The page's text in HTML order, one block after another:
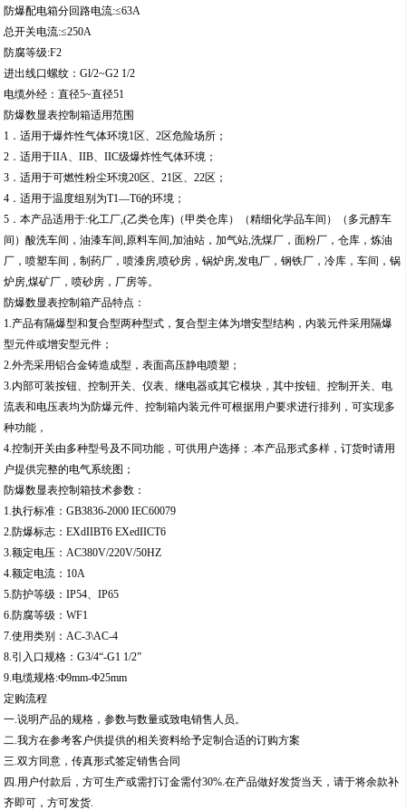
防爆配电箱分回路电流:≤63A
总开关电流:≤250A
防腐等级:F2
进出线口螺纹：Gl/2~G2 1/2
电缆外经：直径5~直径51
防爆数显表控制箱适用范围
1．适用于爆炸性气体环境1区、2区危险场所；
2．适用于IIA、IIB、IIC级爆炸性气体环境；
3．适用于可燃性粉尘环境20区、21区、22区；
4．适用于温度组别为T1—T6的环境；
5．本产品适用于:化工厂,(乙类仓库)（甲类仓库）（精细化学品车间）（多元醇车
间）酸洗车间，油漆车间,原料车间,加油站，加气站,洗煤厂，面粉厂，仓库，炼油
厂，喷塑车间，制药厂，喷漆房,喷砂房，锅炉房,发电厂，钢铁厂，冷库，车间，锅
炉房,煤矿厂，喷砂房，厂房等。
防爆数显表控制箱产品特点：
1.产品有隔爆型和复合型两种型式，复合型主体为增安型结构，内装元件采用隔爆
型元件或增安型元件；
2.外壳采用铝合金铸造成型，表面高压静电喷塑；
3.内部可装按钮、控制开关、仪表、继电器或其它模块，其中按钮、控制开关、电
流表和电压表均为防爆元件、控制箱内装元件可根据用户要求进行排列，可实现多
种功能，
4.控制开关由多种型号及不同功能，可供用户选择；.本产品形式多样，订货时请用
户提供完整的电气系统图；
防爆数显表控制箱技术参数：
1.执行标准：GB3836-2000 IEC60079
2.防爆标志：EXdIIBT6 EXedIICT6
3.额定电压：AC380V/220V/50HZ
4.额定电流：10A
5.防护等级：IP54、IP65
6.防腐等级：WF1
7.使用类别：AC-3\AC-4
8.引入口规格：G3/4“-G1 1/2”
9.电缆规格:Ф9mm-Ф25mm
定购流程
一.说明产品的规格，参数与数量或致电销售人员。
二.我方在参考客户供提供的相关资料给予定制合适的订购方案
三.双方同意，传真形式签定销售合同
四.用户付款后，方可生产或需打订金需付30%.在产品做好发货当天，请于将余款补
齐即可，方可发货.